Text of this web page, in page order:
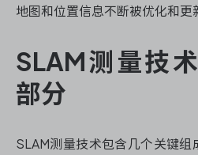
ONES 资讯
地图和位置信息不断被优化和更
SLAM测量技
部分
SLAM测量技术包含几个关键组